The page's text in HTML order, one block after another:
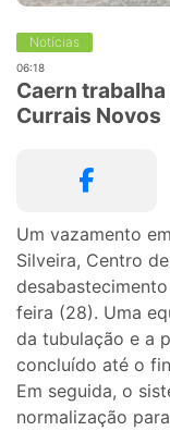
Notícias
06:18
Caern
Currais Novos
Um vazamento
Silveira, Centro
feira (28). Uma
da tubulação e a
concluído até o
Em seguida, o
normalização